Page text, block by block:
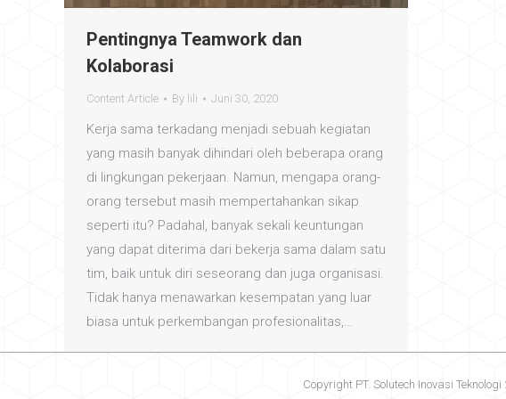
Pentingnya Teamwork dan
Kolaborasi
Content Article By lili Juni 30, 2020
Kerja sama terkadang menjadi sebuah kegiatan
yang masih banyak dihindari oleh beberapa orang
di lingkungan pekerjaan. Namun, mengapa orang-
orang tersebut masih mempertahankan sikap
seperti itu? Padahal, banyak sekali keuntungan
yang dapat diterima dari bekerja sama dalam satu
tim, baik untuk diri seseorang dan juga organisasi.
Tidak hanya menawarkan kesempatan yang luar
biasa untuk perkembangan profesionalitas,…
Copyright PT. Solutech Inovasi Teknologi